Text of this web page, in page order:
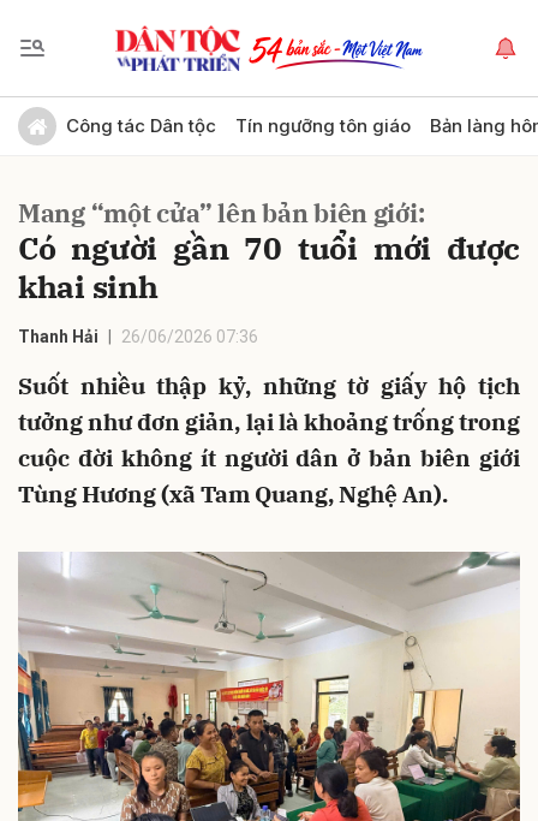
Công tác Dân tộc Tín ngưỡng tôn giáo Bản làng
Mang “một cửa” lên bản biên giới:
Có người gần 70 tuổi mới được
khai sinh
Thanh Hải 26/06/2026 07:36
Suốt nhiều thập kỷ, những tờ giấy hộ tịch
tưởng như đơn giản, lại là khoảng trống trong
cuộc đời không ít người dân ở bản biên giới
Tùng Hương (xã Tam Quang, Nghệ An).
Gửi bình luận